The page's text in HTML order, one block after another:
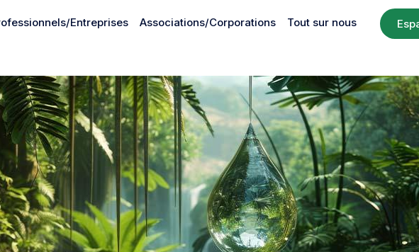
Entreprises Associations/Corporations Tout sur nous